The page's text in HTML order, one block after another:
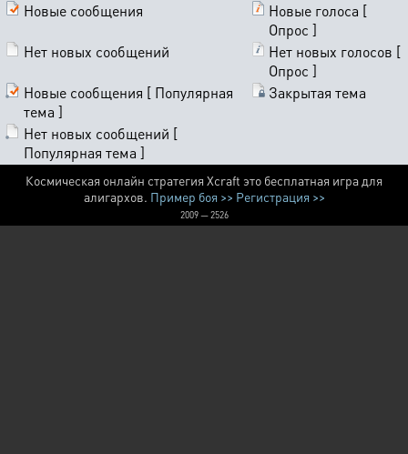
Новые сообщения
Новые голоса [
Опрос ]
Нет новых сообщений
Нет новых голосов [
Опрос ]
Новые сообщения [ Популярная
тема ]
Закрытая тема
Нет новых сообщений [
Популярная тема ]
Космическая онлайн стратегия Xcraft это бесплатная игра для
алигархов. Пример боя >> Регистрация >>
2009 — 2526